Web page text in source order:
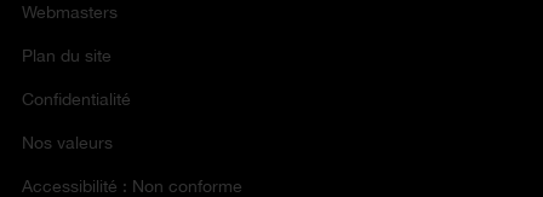
Webmasters
Plan du site
Confidentialité
Nos valeurs
Accessibilité : Non conforme